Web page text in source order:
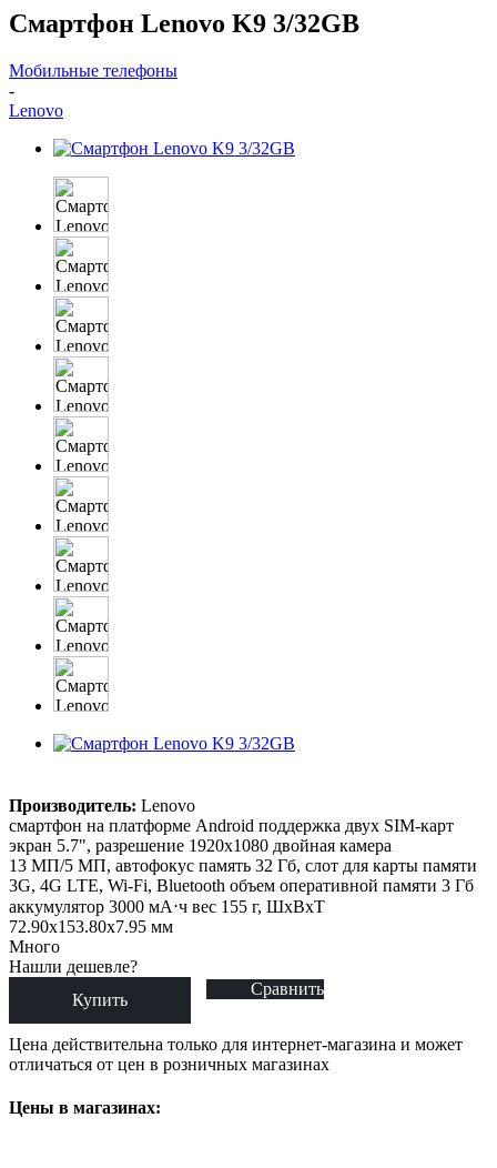
Смартфон Lenovo K9 3/32GB
Мобильные телефоны
-
Lenovo
Производитель: Lenovo
смартфон на платформе Android поддержка двух SIM-карт
экран 5.7", разрешение 1920x1080 двойная камера
13 МП/5 МП, автофокус память 32 Гб, слот для карты памяти
3G, 4G LTE, Wi-Fi, Bluetooth объем оперативной памяти 3 Гб
аккумулятор 3000 мА⋅ч вес 155 г, ШxВxТ
72.90x153.80x7.95 мм
Много
Нашли дешевле?
Купить
Сравнить
Цена действительна только для интернет-магазина и может
отличаться от цен в розничных магазинах
Цены в магазинах: